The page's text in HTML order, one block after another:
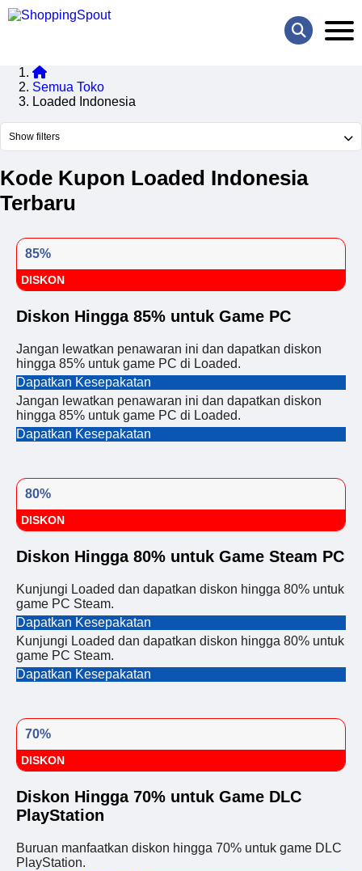
Semua Toko
Loaded Indonesia
Show filters
Kode Kupon Loaded Indonesia
Terbaru
85%
DISKON
Diskon Hingga 85% untuk Game PC
Jangan lewatkan penawaran ini dan dapatkan diskon
hingga 85% untuk game PC di Loaded.
Dapatkan Kesepakatan
Jangan lewatkan penawaran ini dan dapatkan diskon
hingga 85% untuk game PC di Loaded.
Dapatkan Kesepakatan
80%
DISKON
Diskon Hingga 80% untuk Game Steam PC
Kunjungi Loaded dan dapatkan diskon hingga 80% untuk
game PC Steam.
Dapatkan Kesepakatan
Kunjungi Loaded dan dapatkan diskon hingga 80% untuk
game PC Steam.
Dapatkan Kesepakatan
70%
DISKON
Diskon Hingga 70% untuk Game DLC
PlayStation
Buruan manfaatkan diskon hingga 70% untuk game DLC
PlayStation.